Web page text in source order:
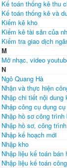
Kế toán thống kê thu
Kế toán thống kê và
Kiểm kê kho
Kiểm kê tài sản của
Kiểm tra giao dịch
M
Mở nhạc, video
N
Ngô Quang Hà
Nhận và thực hiện
Nhập chi tiết nội dung
Nhập công cụ dụng
Nhập hồ sơ công trình
Nhập hồ sơ, công
Nhập kế hoạch mới
Nhập kho
Nhập liệu kế toán bán
Nhập liệu kế toán